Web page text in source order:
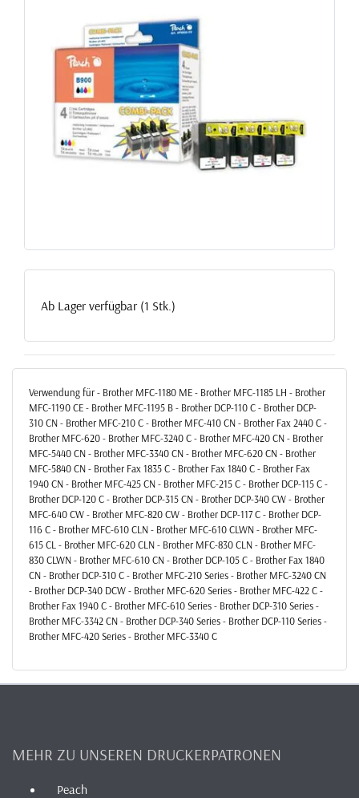
Ab Lager verfügbar (1 Stk.)
Verwendung für - Brother MFC-1180 ME - Brother MFC-1185 LH - Brother
MFC-1190 CE - Brother MFC-1195 B - Brother DCP-110 C - Brother DCP-
310 CN - Brother MFC-210 C - Brother MFC-410 CN - Brother Fax 2440 C -
Brother MFC-620 - Brother MFC-3240 C - Brother MFC-420 CN - Brother
MFC-5440 CN - Brother MFC-3340 CN - Brother MFC-620 CN - Brother
MFC-5840 CN - Brother Fax 1835 C - Brother Fax 1840 C - Brother Fax
1940 CN - Brother MFC-425 CN - Brother MFC-215 C - Brother DCP-115 C -
Brother DCP-120 C - Brother DCP-315 CN - Brother DCP-340 CW - Brother
MFC-640 CW - Brother MFC-820 CW - Brother DCP-117 C - Brother DCP-
116 C - Brother MFC-610 CLN - Brother MFC-610 CLWN - Brother MFC-
615 CL - Brother MFC-620 CLN - Brother MFC-830 CLN - Brother MFC-
830 CLWN - Brother MFC-610 CN - Brother DCP-105 C - Brother Fax 1840
CN - Brother DCP-310 C - Brother MFC-210 Series - Brother MFC-3240 CN
- Brother DCP-340 DCW - Brother MFC-620 Series - Brother MFC-422 C -
Brother Fax 1940 C - Brother MFC-610 Series - Brother DCP-310 Series -
Brother MFC-3342 CN - Brother DCP-340 Series - Brother DCP-110 Series -
Brother MFC-420 Series - Brother MFC-3340 C
MEHR ZU UNSEREN DRUCKERPATRONEN
Peach